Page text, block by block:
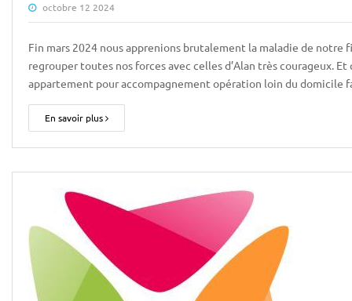
octobre 12 2024
Fin mars 2024 nous apprenions brutalement la maladie de notre
regrouper toutes nos forces avec celles d’Alan très courageux.
appartement pour accompagnement opération loin du domicile
En savoir plus